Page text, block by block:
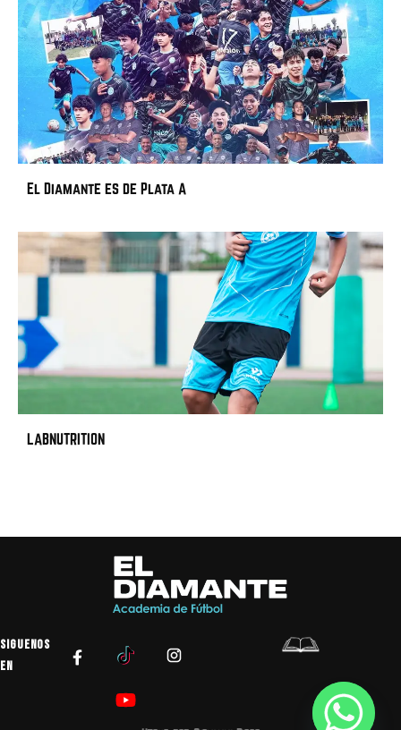
El Diamante es de Plata A
LABNUTRITION
SIGUENOS
EN